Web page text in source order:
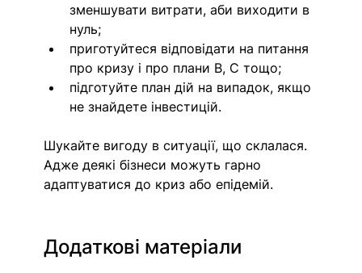
зменшувати витрати, аби виходити в
нуль;
приготуйтеся відповідати на питання
про кризу і про плани В, С тощо;
підготуйте план дій на випадок, якщо
не знайдете інвестицій.
Шукайте вигоду в ситуації, що склалася.
Адже деякі бізнеси можуть гарно
адаптуватися до криз або епідемій.
Додаткові матеріали